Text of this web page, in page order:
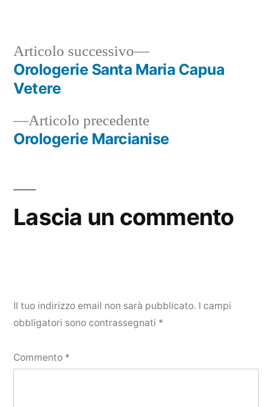
Navigazione
articoli
Articolo precedenteArticolo
precedente:
Orologerie Marcianise
Articolo successivo
Articolo
successivo:
Orologerie Santa Maria Capua
Vetere
Lascia un commento
Il tuo indirizzo email non sarà pubblicato. I campi
obbligatori sono contrassegnati *
Commento *